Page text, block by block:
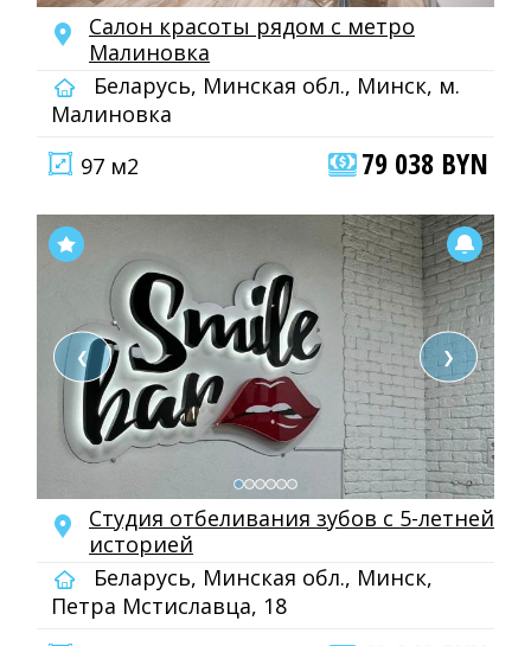
Салон красоты рядом с метро
Малиновка
Беларусь, Минская обл., Минск, м.
Малиновка
97 м2
79 038 BYN
❮ ❯
Cтудия отбеливания зубов с 5-летней
историей
Беларусь, Минская обл., Минск,
Петра Мстиславца, 18